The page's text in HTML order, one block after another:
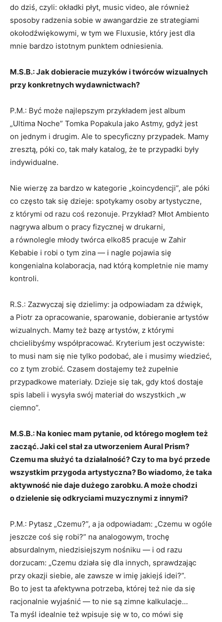
do dziś, czyli: okładki płyt, music video, ale również
sposoby radzenia sobie w awangardzie ze strategiami
okołodźwiękowymi, w tym we Fluxusie, który jest dla
mnie bardzo istotnym punktem odniesienia.
M.S.B.: Jak dobieracie muzyków i twórców wizualnych
przy konkretnych wydawnictwach?
P.M.: Być może najlepszym przykładem jest album
„Ultima Noche” Tomka Popakula jako Astmy, gdyż jest
on jednym i drugim. Ale to specyficzny przypadek. Mamy
zresztą, póki co, tak mały katalog, że te przypadki były
indywidualne.
Nie wierzę za bardzo w kategorie „koincydencji”, ale póki
co często tak się dzieje: spotykamy osoby artystyczne,
z którymi od razu coś rezonuje. Przykład? Młot Ambiento
nagrywa album o pracy fizycznej w drukarni,
a równolegle młody twórca elko85 pracuje w Zahir
Kebabie i robi o tym zina — i nagle pojawia się
kongenialna kolaboracja, nad którą kompletnie nie mamy
kontroli.
R.S.: Zazwyczaj się dzielimy: ja odpowiadam za dźwięk,
a Piotr za opracowanie, sparowanie, dobieranie artystów
wizualnych. Mamy też bazę artystów, z którymi
chcielibyśmy współpracować. Kryterium jest oczywiste:
to musi nam się nie tylko podobać, ale i musimy wiedzieć,
co z tym zrobić. Czasem dostajemy też zupełnie
przypadkowe materiały. Dzieje się tak, gdy ktoś dostaje
spis labeli i wysyła swój materiał do wszystkich „w
ciemno”.
M.S.B.: Na koniec mam pytanie, od którego mogłem też
zacząć. Jaki cel stał za utworzeniem Aural Prism?
Czemu ma służyć ta działalność? Czy to ma być przede
wszystkim przygoda artystyczna? Bo wiadomo, że taka
aktywność nie daje dużego zarobku. A może chodzi
o dzielenie się odkryciami muzycznymi z innymi?
P.M.: Pytasz „Czemu?”, a ja odpowiadam: „Czemu w ogóle
jeszcze coś się robi?” na analogowym, trochę
absurdalnym, niedzisiejszym nośniku — i od razu
dorzucam: „Czemu działa się dla innych, sprawdzając
przy okazji siebie, ale zawsze w imię jakiejś idei?”.
Bo to jest ta afektywna potrzeba, której też nie da się
racjonalnie wyjaśnić — to nie są zimne kalkulacje…
Ta myśl idealnie też wpisuje się w to, co mówi się